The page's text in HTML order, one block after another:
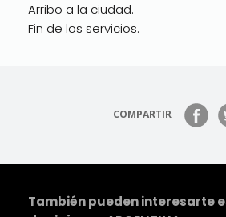
Arribo a la ciudad.
Fin de los servicios.
COMPARTIR
También pueden interesarte